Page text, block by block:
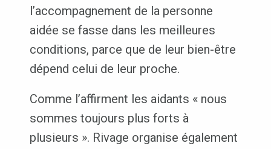
l’accompagnement de la personne
aidée se fasse dans les meilleures
conditions, parce que de leur bien-être
dépend celui de leur proche.
Comme l’affirment les aidants « nous
sommes toujours plus forts à
plusieurs ». Rivage organise également